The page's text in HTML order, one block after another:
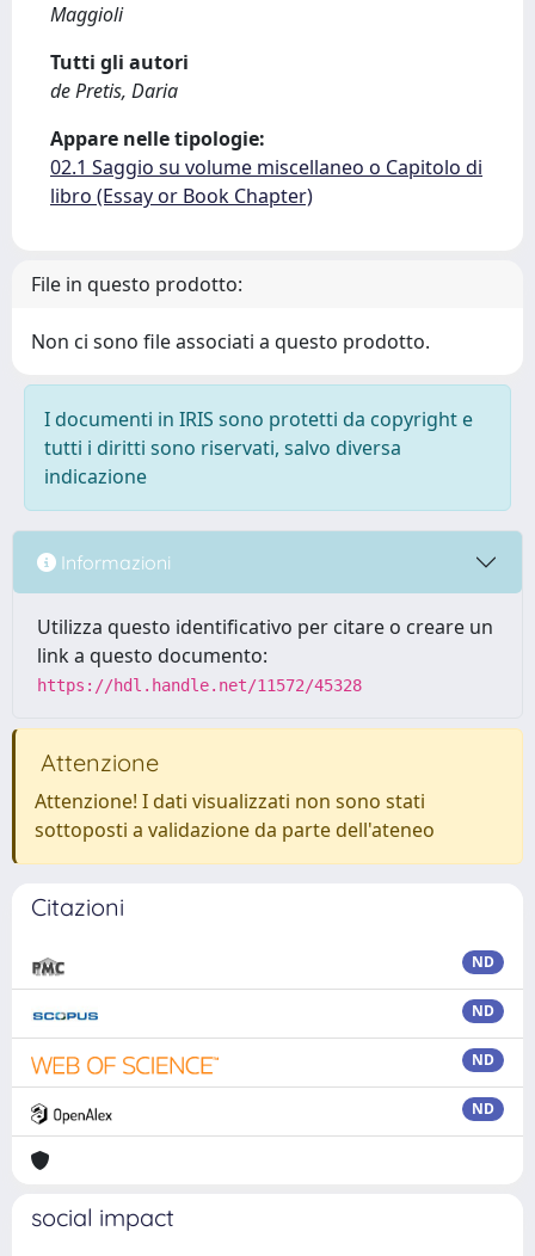
Maggioli
Tutti gli autori
de Pretis, Daria
Appare nelle tipologie:
02.1 Saggio su volume miscellaneo o Capitolo di
libro (Essay or Book Chapter)
File in questo prodotto:
Non ci sono file associati a questo prodotto.
I documenti in IRIS sono protetti da copyright e
tutti i diritti sono riservati, salvo diversa
indicazione
Informazioni
Utilizza questo identificativo per citare o creare un
link a questo documento:
https://hdl.handle.net/11572/45328
Attenzione
Attenzione! I dati visualizzati non sono stati
sottoposti a validazione da parte dell'ateneo
Citazioni
ND
ND
ND
ND
social impact